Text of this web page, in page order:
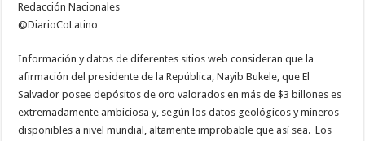
Redacción Nacionales
@DiarioCoLatino
Información y datos de diferentes sitios web consideran que la
afirmación del presidente de la República, Nayib Bukele, que El
Salvador posee depósitos de oro valorados en más de $3 billones es
extremadamente ambiciosa y, según los datos geológicos y mineros
disponibles a nivel mundial, altamente improbable que así sea. Los